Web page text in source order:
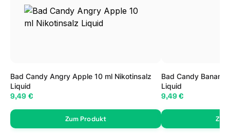
Bad Candy Angry Apple 10 ml Nikotinsalz
Liquid
9,49 €
Zum Produkt
Bad Candy Banana
Liquid
9,49 €